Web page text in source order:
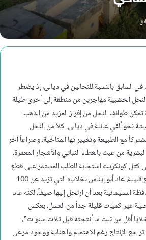
السابق بالنسبة للنحالين في ديالى، إذ يضطر
الخشبية مهاجرين من منطقة إلى أخرى طيلة
طوائف النحل من إفراز المزيد من الذهب
نحو ألفي عائلة في ديالى. كلاً من النحل
مع الطبيعة وتغييراتها المناخية، وصراعاً آخر
من عبث بالغطاء النباتي والأشجار المعمرة،
كونكريت استجابة للطلب المستمر على قطع
الأراضي السكنية. قبل أسابيع قليلة، عاد أبو إيناس بخلاياه التي تزيد عن 100
السليمانية بعد أن ارتحل إليها صيفاً، لكنه عاد
غير كميات قليلة جداً من العسل، بعكس
أقل من ثلث ما أنتجته قبل ثلاث سنوات”،
الإنتاج رغم الاهتمام والعناية ووجود مرعى